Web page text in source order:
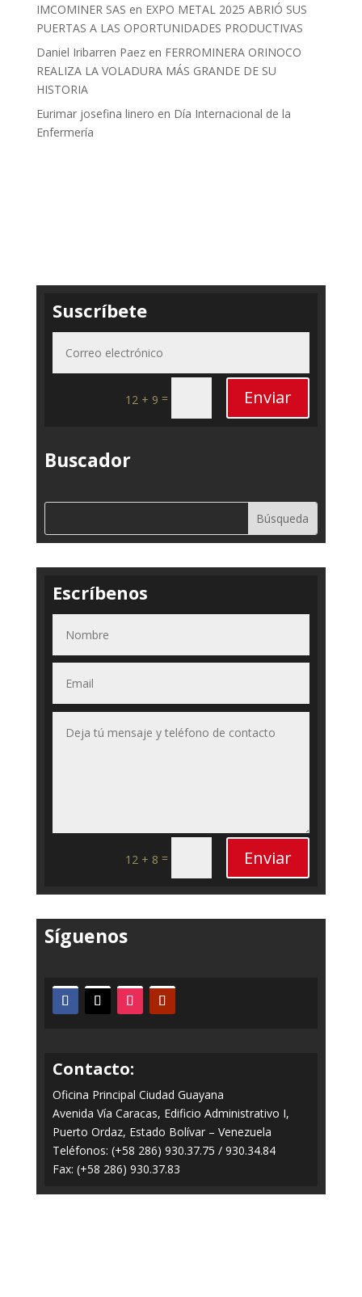
IMCOMINER SAS en EXPO METAL 2025 ABRIÓ SUS
PUERTAS A LAS OPORTUNIDADES PRODUCTIVAS
Daniel Iribarren Paezen FERROMINERA ORINOCO
REALIZA LA VOLADURA MÁS GRANDE DE SU
HISTORIA
Eurimar josefina linero en Día Internacional de la
Enfermería
Suscríbete
12 + 9 = Enviar
Buscador
Escríbenos
12 + 8 = Enviar
Síguenos
Contacto:
Oficina Principal Ciudad Guayana
Avenida Vía Caracas, Edificio Administrativo I,
Puerto Ordaz, Estado Bolívar – Venezuela
Teléfonos: (+58 286) 930.37.75 / 930.34.84
Fax: (+58 286) 930.37.83